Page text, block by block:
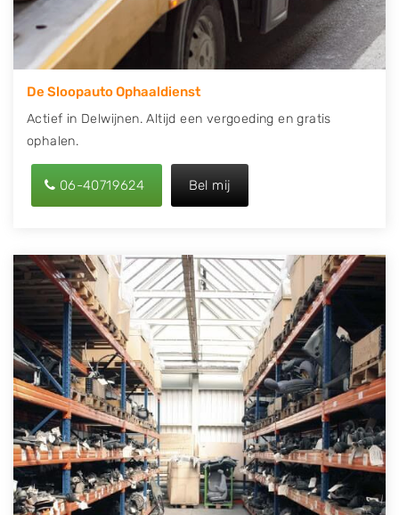
Peugeot, Porsche, Renault, Seat, Skoda, Suzuki, Tesla,
Toyota, Volkswagen en Volvo.
De Sloopauto Ophaaldienst
Actief in Delwijnen. Altijd een vergoeding en gratis
ophalen.
06-40719624 Bel mij